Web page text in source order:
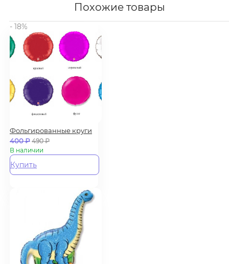
Похожие товары
- 18%
Фольгированные круги
400₽ 490₽
В наличии
Купить